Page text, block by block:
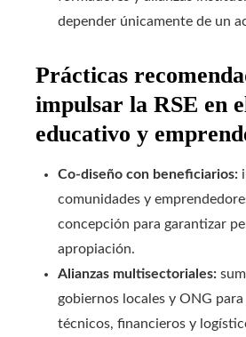
depender únicamente de un
Prácticas
impulsar la RSE en
educativo y
Co-diseño con beneficiarios:
comunidades y
concepción para garantizar
apropiación.
Alianzas multisectoriales:
gobiernos locales y ONG
técnicos, financieros y